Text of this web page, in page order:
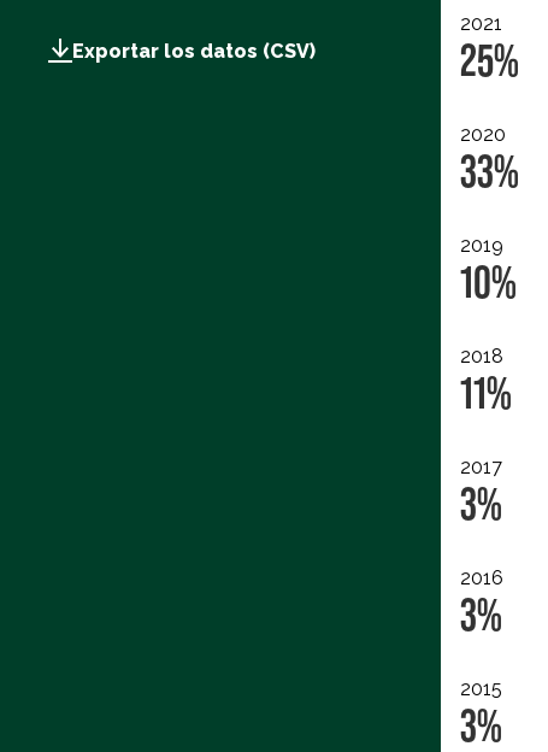
Exportar los datos (CSV)
2021
25%
2020
33%
2019
10%
2018
11%
2017
3%
2016
3%
2015
3%